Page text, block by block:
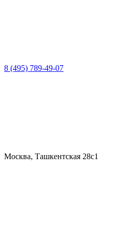
8 (495) 789-49-07
Москва, Ташкентская 28с1